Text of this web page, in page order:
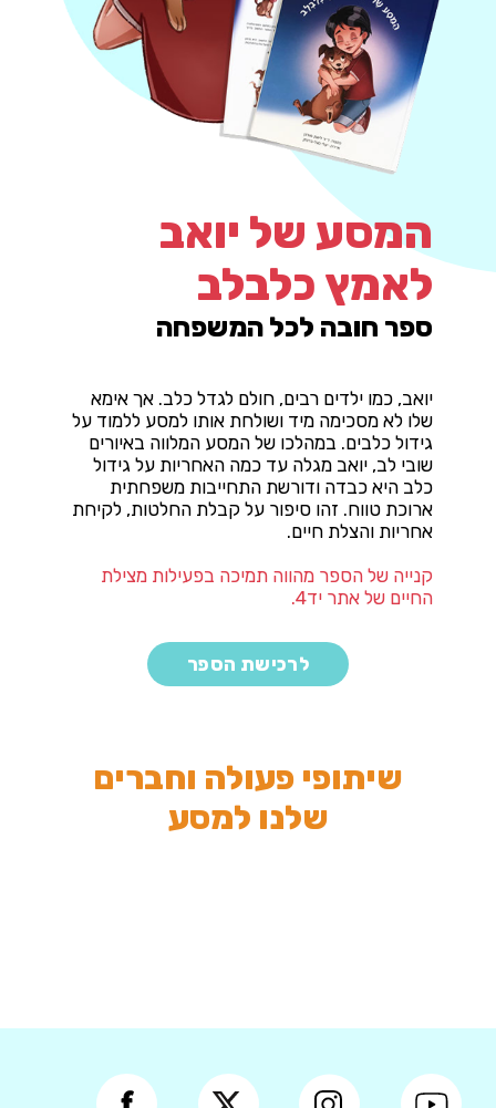
המסע של יואב
לאמץ כלבלב
ספר חובה לכל המשפחה
יואב, כמו ילדים רבים, חולם לגדל כלב. אך אימא
שלו לא מסכימה מיד ושולחת אותו למסע ללמוד על
גידול כלבים. במהלכו של המסע המלווה באיורים
שובי לב, יואב מגלה עד כמה האחריות על גידול
כלב היא כבדה ודורשת התחייבות משפחתית
ארוכת טווח. זהו סיפור על קבלת החלטות, לקיחת
אחריות והצלת חיים.
קנייה של הספר מהווה תמיכה בפעילות מצילת
החיים של אתר יד4.
לרכישת הספר
שיתופי פעולה וחברים
שלנו למסע